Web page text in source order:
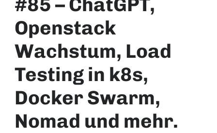
Openstack
Wachstum, Load
Testing in k8s,
Docker Swarm,
Nomad und mehr.